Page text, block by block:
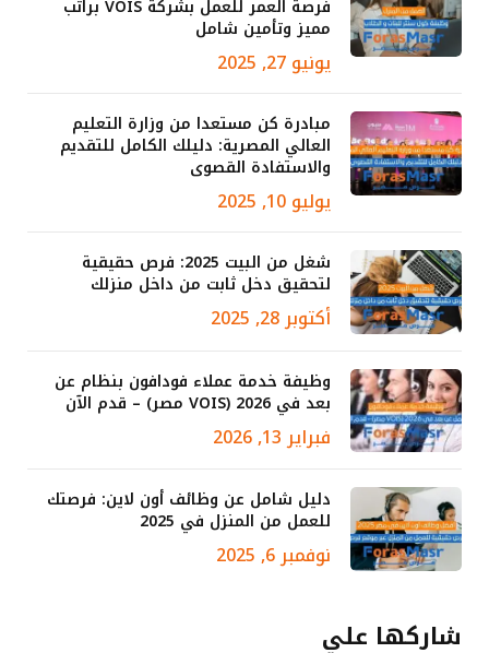
فرصة العمر للعمل بشركة VOIS براتب
مميز وتأمين شامل
يونيو 27, 2025
مبادرة كن مستعدا من وزارة التعليم
العالي المصرية: دليلك الكامل للتقديم
والاستفادة القصوى
يوليو 10, 2025
شغل من البيت 2025: فرص حقيقية
لتحقيق دخل ثابت من داخل منزلك
أكتوبر 28, 2025
وظيفة خدمة عملاء فودافون بنظام عن
بعد في 2026 (VOIS مصر) – قدم الآن
فبراير 13, 2026
دليل شامل عن وظائف أون لاين: فرصتك
للعمل من المنزل في 2025
نوفمبر 6, 2025
شاركها علي